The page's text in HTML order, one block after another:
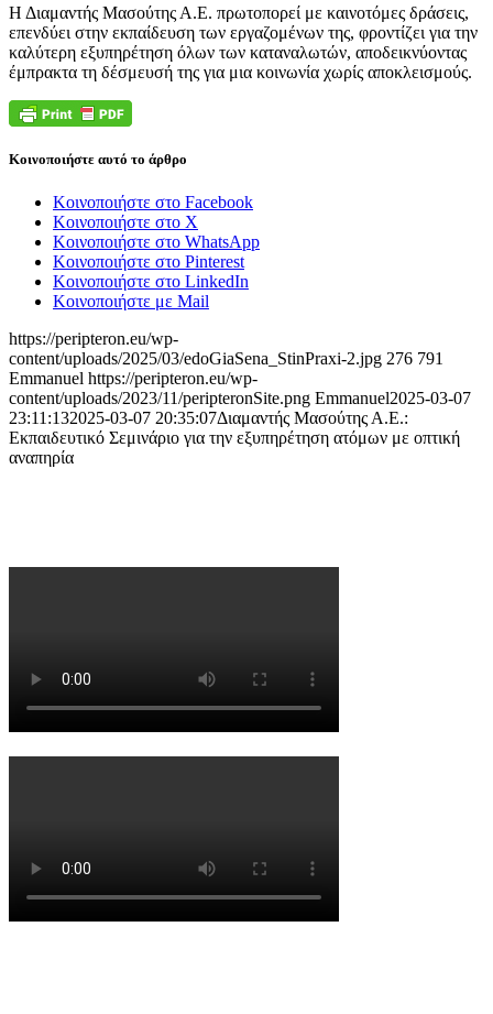
Η Διαμαντής Μασούτης Α.Ε. πρωτοπορεί με καινοτόμες δράσεις,
επενδύει στην εκπαίδευση των εργαζομένων της, φροντίζει για την
καλύτερη εξυπηρέτηση όλων των καταναλωτών, αποδεικνύοντας
έμπρακτα τη δέσμευσή της για μια κοινωνία χωρίς αποκλεισμούς.
Κοινοποιήστε αυτό το άρθρο
Κοινοποιήστε στο Facebook
Κοινοποιήστε στο X
Κοινοποιήστε στο WhatsApp
Κοινοποιήστε στο Pinterest
Κοινοποιήστε στο LinkedIn
Κοινοποιήστε με Mail
https://peripteron.eu/wp-
content/uploads/2025/03/edoGiaSena_StinPraxi-2.jpg 276 791
Emmanuel https://peripteron.eu/wp-
content/uploads/2023/11/peripteronSite.png Emmanuel2025-03-07
23:11:132025-03-07 20:35:07Διαμαντής Μασούτης Α.Ε.:
Εκπαιδευτικό Σεμινάριο για την εξυπηρέτηση ατόμων με οπτική
αναπηρία